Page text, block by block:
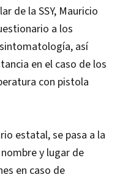
de la SSY, Mauricio
a los
así
en el caso de los
con pistola
estatal, se pasa a la
y lugar de
en caso de